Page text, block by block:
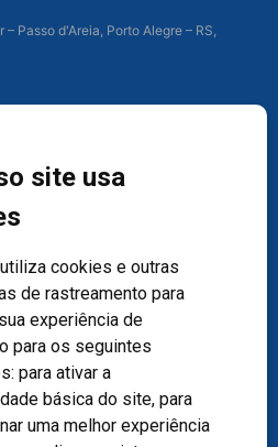
site usa
cookies e outras
de rastreamento para
experiência de
para os seguintes
para ativar a
básica do site, para
uma melhor experiência
Passo d'Areia, Porto Alegre – RS,
Canoas – RS, 92010-010
- 3º andar - Teresópolis, Porto Alegre -